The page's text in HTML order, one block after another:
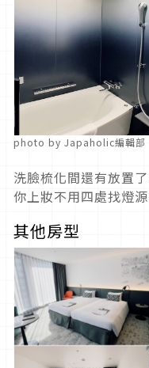
photo by Japaholic編輯部
洗臉梳化間還有放置
你上妝不用四處找燈源
其他房型